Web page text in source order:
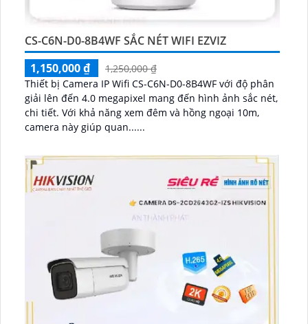
CS-C6N-D0-8B4WF SẮC NÉT WIFI EZVIZ
1,150,000 ₫
1,250,000 ₫
Thiết bị Camera IP Wifi CS-C6N-D0-8B4WF với độ phân
giải lên đến 4.0 megapixel mang đến hình ảnh sắc nét,
chi tiết. Với khả năng xem đêm và hồng ngoại 10m,
camera này giúp quan......